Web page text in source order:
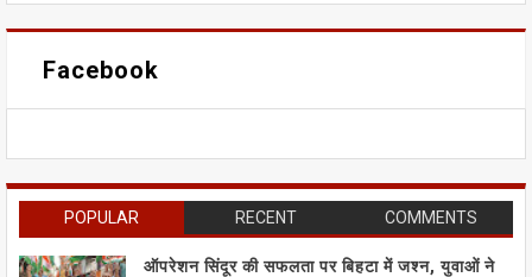
Facebook
POPULAR RECENT COMMENTS
ऑपरेशन सिंदूर की सफलता पर बिहटा में जश्न, युवाओं ने